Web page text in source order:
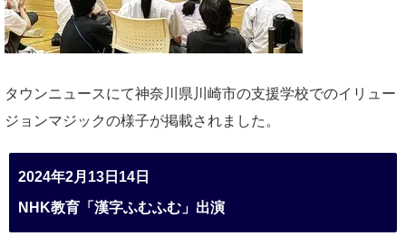
タウンニュースにて神奈川県川崎市の支援学校でのイリュー
ジョンマジックの様子が掲載されました。
2024年2月13日14日
NHK教育「漢字ふむふむ」出演